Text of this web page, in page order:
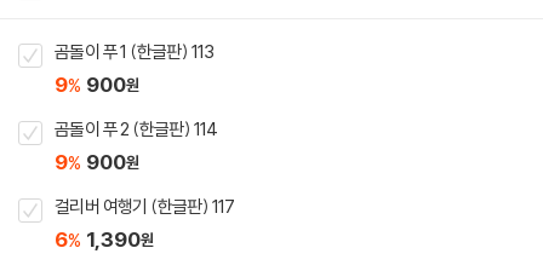
곰돌이 푸 1 (한글판) 113
9% 900원
곰돌이 푸 2 (한글판) 114
9% 900원
걸리버 여행기 (한글판) 117
6% 1,390원